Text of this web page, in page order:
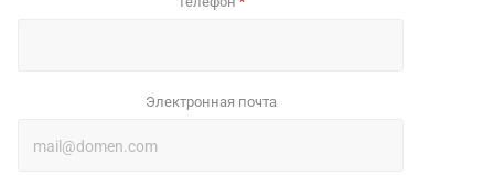
Электронная почта